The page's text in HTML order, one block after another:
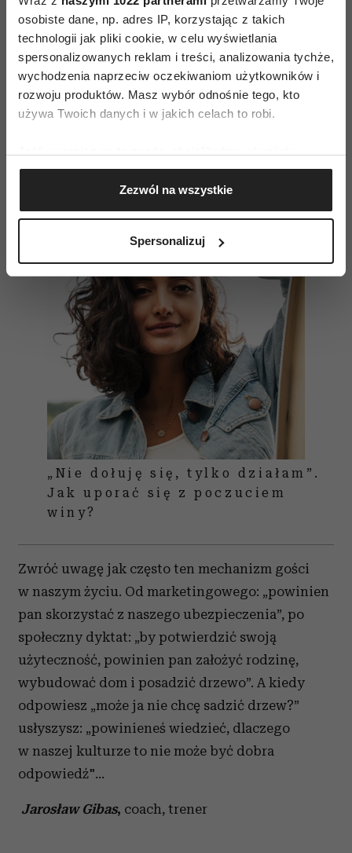
osobiste dane, np. adres IP, korzystając z takich
technologii jak pliki cookie, w celu wyświetlania
spersonalizowanych reklam i treści, analizowania tychże,
wychodzenia naprzeciw oczekiwaniom użytkowników i
rozwoju produktów. Masz wybór odnośnie tego, kto
używa Twoich danych i w jakich celach to robi.
Gromadzić dane dotyczące Twojej lokalizacji
geograficznej z dokładnością nawet do kilku metrów
Identyfikować Twoje urządzenie, aktywnie
(fingerprinting, czyli wirtualny odcisk palca)
dane są przetwarzane oraz ustaw własne preferencje w
sekcji szczegółów
. W Deklaracji plików cookie możesz
zmienić lub wycofać swoją zgodę w dowolnej chwili.
Wykorzystujemy pliki cookie do spersonalizowania treści
i reklam, aby oferować funkcje społecznościowe i
analizować ruch w naszej witrynie. Informacje o tym, jak
korzystasz z naszej witryny, udostępniamy partnerom
społecznościowym, reklamowym i analitycznym.
Partnerzy mogą połączyć te informacje z innymi danymi
otrzymanymi od Ciebie lub uzyskanymi podczas
korzystania z ich usług.
Zezwól na wszystkie
Spersonalizuj
pisemną oraz ustną maturę z matematyki? Czy
sięgnąłem do tej dyscypliny w swoim życiu choć
raz? A przecież „powinienem” sięgnąć! Tyle, że
jakoś przez następnych trzydzieści lat nie byłem
i wciąż nie jestem tym „sięgnięciem”
„Nie dołuję się, tylko działam”.
Jak uporać się z poczuciem
winy?
Zwróć uwagę jak często ten mechanizm gości
w naszym życiu. Od marketingowego: „powinien
pan skorzystać z naszego ubezpieczenia”, po
społeczny dyktat: „by potwierdzić swoją
użyteczność, powinien pan założyć rodzinę,
wybudować dom i posadzić drzewo”. A kiedy
odpowiesz „może ja nie chcę sadzić drzew?”
usłyszysz: „powinieneś wiedzieć, dlaczego
w naszej kulturze to nie może być dobra
odpowiedź"…
Jarosław Gibas, coach, trener